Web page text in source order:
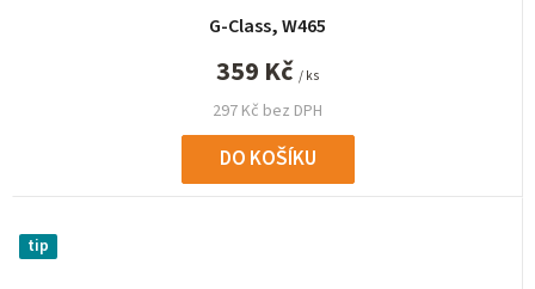
G-Class, W465
297 Kč bez DPH
359 Kč / ks
DO KOŠÍKU
tip